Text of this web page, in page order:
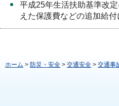
平成25年生活扶助基準改
えた保護費などの追加給付
ホーム > 防災・安全 > 交通安全 > 交通事